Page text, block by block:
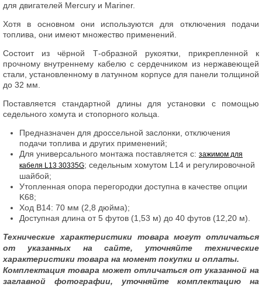
для двигателей Mercury и Mariner.
Хотя в основном они используются для отключения подачи
топлива, они имеют множество применений.
Состоит из чёрной Т-образной рукоятки, прикрепленной к
прочному внутреннему кабелю с сердечником из нержавеющей
стали, установленному в латунном корпусе для панели толщиной
до 32 мм.
Поставляется стандартной длины для установки с помощью
седельного хомута и стопорного кольца.
Предназначен для дроссельной заслонки, отключения
подачи топлива и других применений;
Для универсального монтажа поставляется с: зажимом для
кабеля L13 30335G; седельным хомутом L14 и регулировочной
шайбой;
Утопленная опора перегородки доступна в качестве опции
K68;
Ход B14: 70 мм (2,8 дюйма);
Доступная длина от 5 футов (1,53 м) до 40 футов (12,20 м).
Технические характеристики товара могут отличаться
от указанных на сайте, уточняйте технические
характеристики товара на момент покупки и оплаты.
Комплектация товара может отличаться от указанной на
заглавной фотографии, уточняйте комплектацию на